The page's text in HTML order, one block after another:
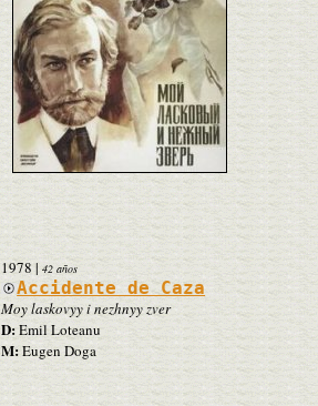
1978 |42 años
Accidente de Caza
Moy laskovyy i nezhnyy zver
D:Emil Loteanu
M:Eugen Doga